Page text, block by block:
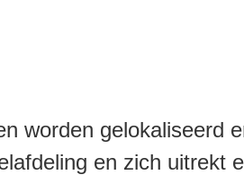
worden gelokaliseerd
en zich uitrekt